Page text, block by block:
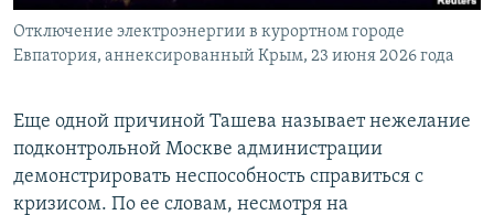
Отключение электроэнергии в курортном городе
Евпатория, аннексированный Крым, 23 июня 2026 года
Еще одной причиной Ташева называет нежелание
подконтрольной Москве администрации
демонстрировать неспособность справиться с
кризисом. По ее словам, несмотря на